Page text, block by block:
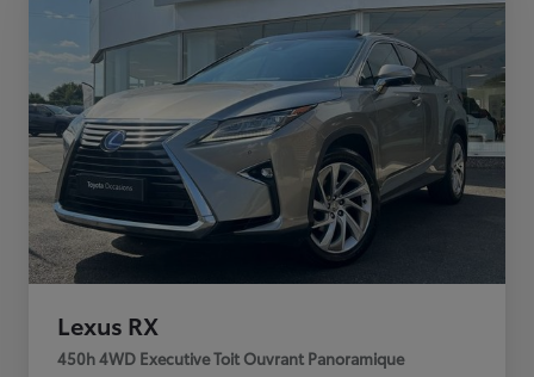
Lexus RX
450h 4WD Executive Toit Ouvrant Panoramique